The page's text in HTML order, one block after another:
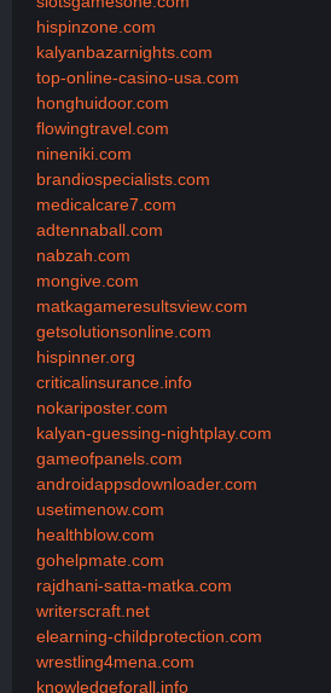
hispinzone.com
kalyanbazarnights.com
top-online-casino-usa.com
honghuidoor.com
flowingtravel.com
nineniki.com
brandiospecialists.com
medicalcare7.com
adtennaball.com
nabzah.com
mongive.com
matkagameresultsview.com
getsolutionsonline.com
hispinner.org
criticalinsurance.info
nokariposter.com
kalyan-guessing-nightplay.com
gameofpanels.com
androidappsdownloader.com
usetimenow.com
healthblow.com
gohelpmate.com
rajdhani-satta-matka.com
writerscraft.net
elearning-childprotection.com
wrestling4mena.com
knowledgeforall.info